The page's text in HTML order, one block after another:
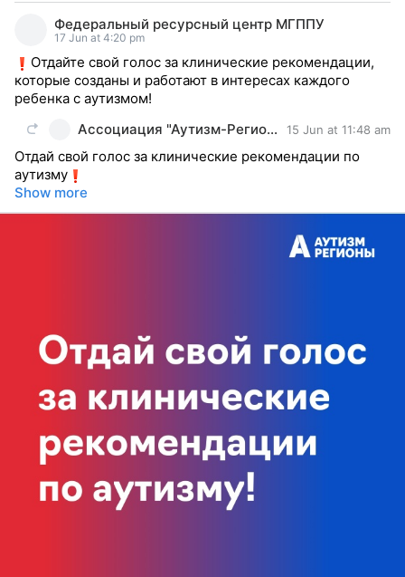
Федеральный ресурсный центр МГППУ
17 Jun at 4:20 pm
Отдайте свой голос за клинические рекомендации,
которые созданы и работают в интересах каждого
ребенка с аутизмом!
Ассоциация "Аутизм-Регионы"
15 Jun at 11:48 am
Отдай свой голос за клинические рекомендации по
аутизму
Show more